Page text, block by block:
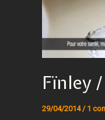
Fïnley
29/04/2014/ 1